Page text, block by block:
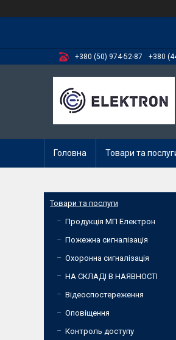
+380 (50) 974-52-87 +380
Головна Товари та
Товари та послуги
Продукція МП Електрон
Пожежна сигналізація
Охоронна сигналізація
НА СКЛАДІ В НАЯВНОСТІ
Відеоспостереження
Оповіщення
Контроль доступу